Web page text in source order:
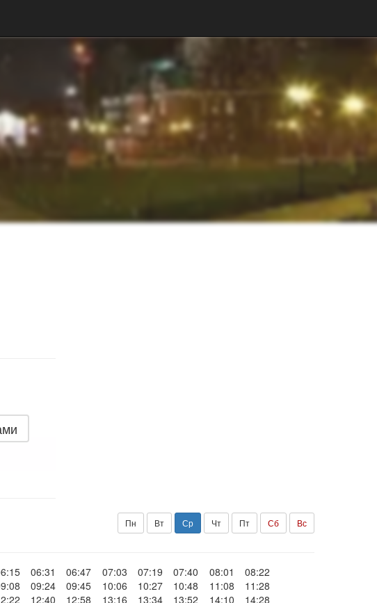
Пн Вт Ср Чт Пт Сб Вс
06:31 06:47 07:03 07:19 07:40 08:01
08:22
09:24 09:45 10:06 10:27 10:48 11:08
11:28
12:40 12:58 13:16 13:34 13:52 14:10
14:28